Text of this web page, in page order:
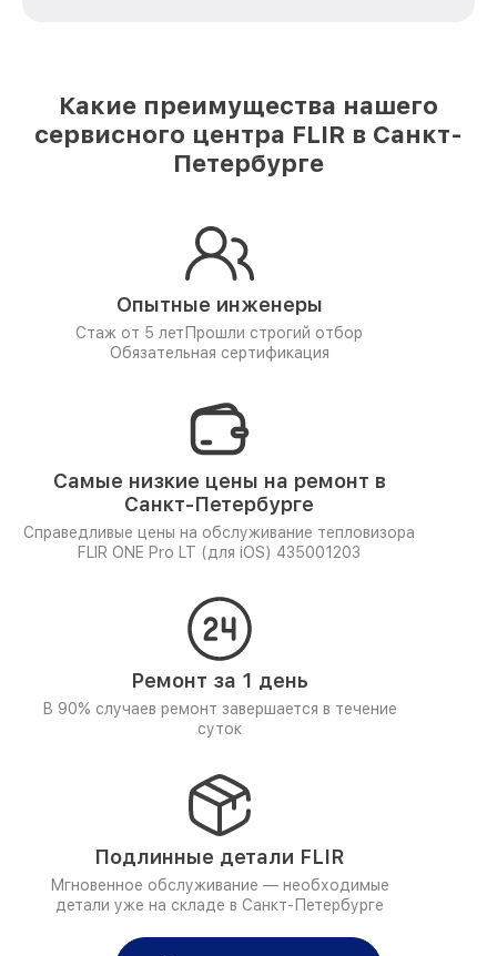
Какие преимущества нашего
сервисного центра FLIR в Санкт-
Петербурге
Опытные инженеры
Стаж от 5 лет Прошли строгий отбор
Обязательная сертификация
Самые низкие цены на ремонт в
Санкт-Петербурге
Справедливые цены на обслуживание тепловизора
FLIR ONE Pro LT (для iOS) 435001203
Ремонт за 1 день
В 90% случаев ремонт завершается в течение
суток
Подлинные детали FLIR
Мгновенное обслуживание — необходимые
детали уже на складе в Санкт-Петербурге